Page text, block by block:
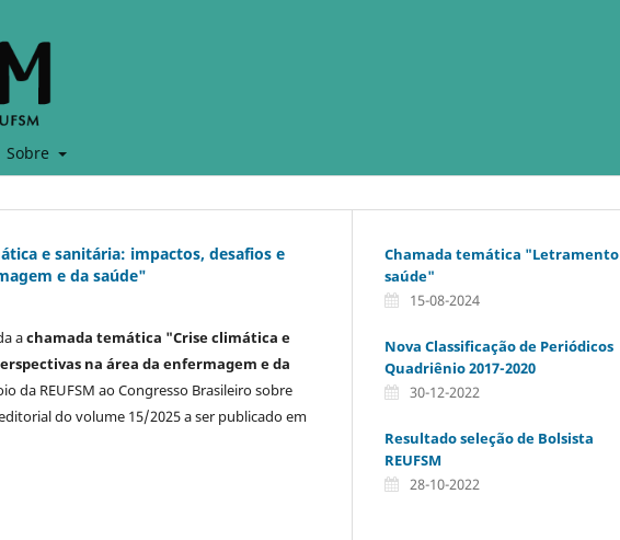
Sobre
e sanitária: impactos, desafios e
e da saúde"
achamada temática "Crise climática e
na área da enfermagem e da
da REUFSM ao Congresso Brasileiro sobre
do volume 15/2025 a ser publicado em
Chamada temática
saúde"
15-08-2024
Nova Classificação de Periódicos
Quadriênio 2017-2020
30-12-2022
Resultado seleção de Bolsista
REUFSM
28-10-2022